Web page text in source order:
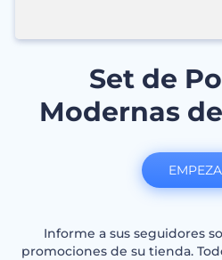
Set de
Modernas
Informe a sus seguidores
promociones de su tienda.